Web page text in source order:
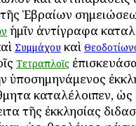
Ἑβραίων
ἡμῖν ἀντίγραφα
Συμμάχου καὶ
Τετραπλοῖς
ὑποσημηνάμενος
καταλέλοιπεν, ὡς
τῆς ἐκκλησίας